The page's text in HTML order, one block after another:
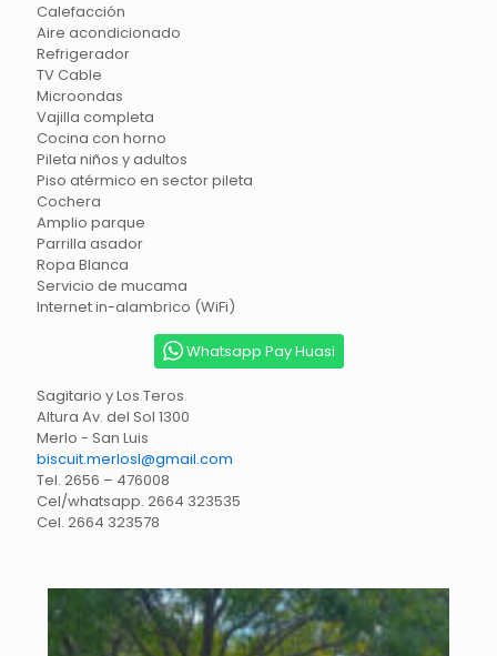
Calefacción
Aire acondicionado
Refrigerador
TV Cable
Microondas
Vajilla completa
Cocina con horno
Pileta niños y adultos
Piso atérmico en sector pileta
Cochera
Amplio parque
Parrilla asador
Ropa Blanca
Servicio de mucama
Internet in-alambrico (WiFi)
Whatsapp Pay Huasi
Sagitario y Los Teros
Altura Av. del Sol 1300
Merlo - San Luis
biscuit.merlosl@gmail.com
Tel. 2656 – 476008
Cel/whatsapp. 2664 323535
Cel. 2664 323578